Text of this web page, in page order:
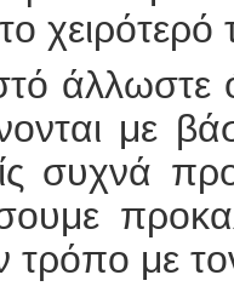
άλλωστε
με
συχνά
τρόπο με